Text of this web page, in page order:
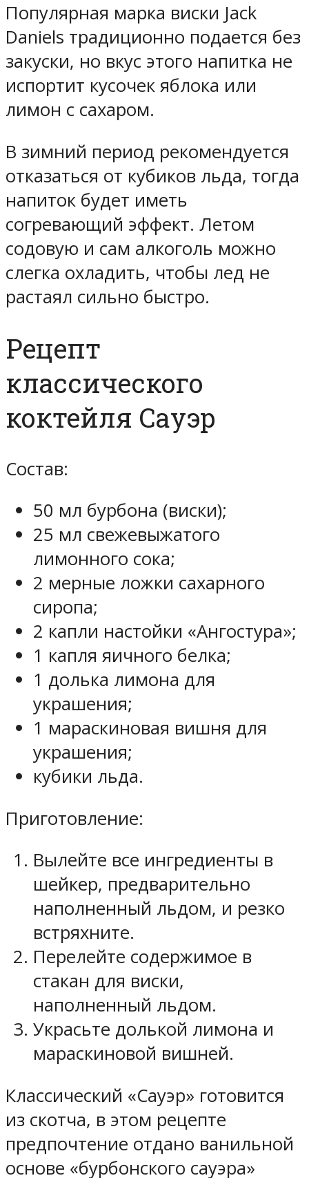
Популярная марка виски Jack
Daniels традиционно подается без
закуски, но вкус этого напитка не
испортит кусочек яблока или
лимон с сахаром.
В зимний период рекомендуется
отказаться от кубиков льда, тогда
напиток будет иметь
согревающий эффект. Летом
содовую и сам алкоголь можно
слегка охладить, чтобы лед не
растаял сильно быстро.
Рецепт
классического
коктейля Сауэр
Состав:
50 мл бурбона (виски);
25 мл свежевыжатого
лимонного сока;
2 мерные ложки сахарного
сиропа;
2 капли настойки «Ангостура»;
1 капля яичного белка;
1 долька лимона для
украшения;
1 мараскиновая вишня для
украшения;
кубики льда.
Приготовление:
Вылейте все ингредиенты в
шейкер, предварительно
наполненный льдом, и резко
встряхните.
Перелейте содержимое в
стакан для виски,
наполненный льдом.
Украсьте долькой лимона и
мараскиновой вишней.
Классический «Сауэр» готовится
из скотча, в этом рецепте
предпочтение отдано ванильной
основе «бурбонского сауэра»